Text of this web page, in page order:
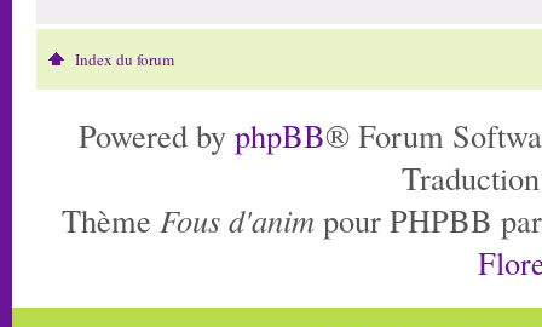
Index du forum
Powered by phpBB® Forum
Thème Fous d'anim pour PHPBB